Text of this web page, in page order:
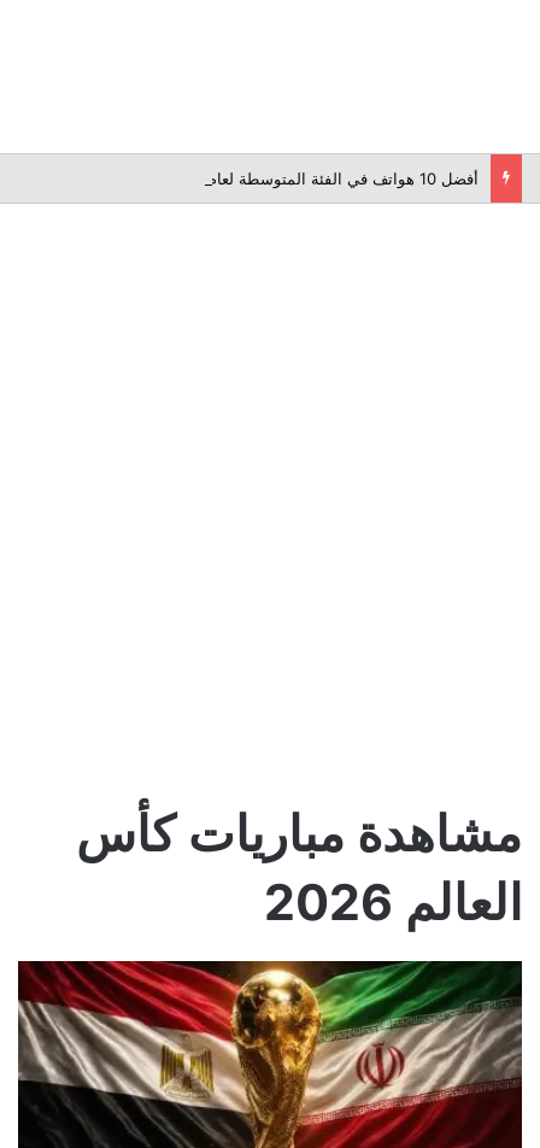
أفضل 10 هواتف في الفئة المتوسطة لعام 2026
مشاهدة مباريات كأس
العالم 2026